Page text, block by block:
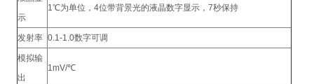
示
1℃为单位，4位带背景光的液晶数字显示，7秒保持
发射率 0.1-1.0数字可调
模拟输
出
1mV/℃